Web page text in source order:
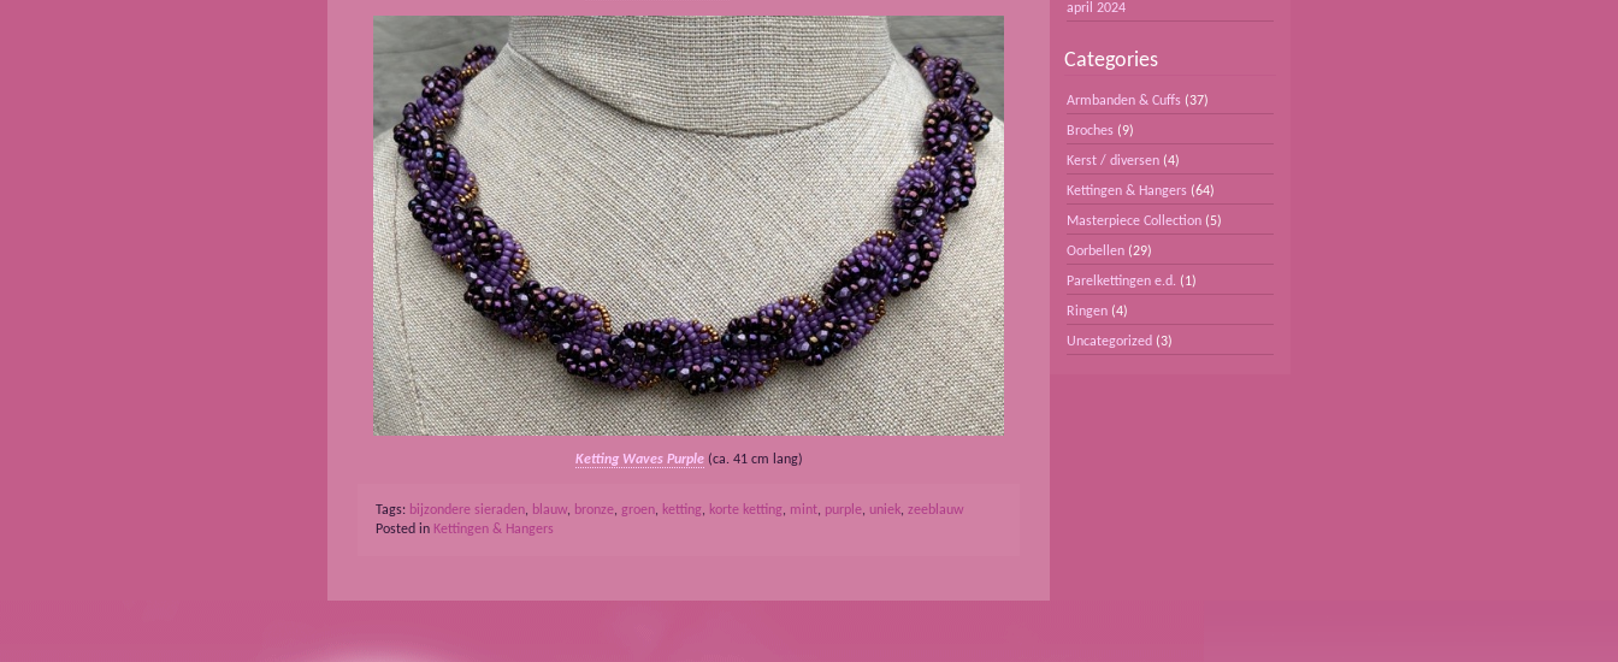
Ketting Waves Purple(ca. 41 cm lang)
Tags: bijzondere sieraden, blauw, bronze, groen, ketting, korte ketting, mint, purple, uniek, zeeblauw
Posted in Kettingen & Hangers
april 2024
Categories
Armbanden & Cuffs (37)
Broches (9)
Kerst / diversen (4)
Kettingen & Hangers (64)
Masterpiece Collection (5)
Oorbellen (29)
Parelkettingen e.d. (1)
Ringen (4)
Uncategorized (3)